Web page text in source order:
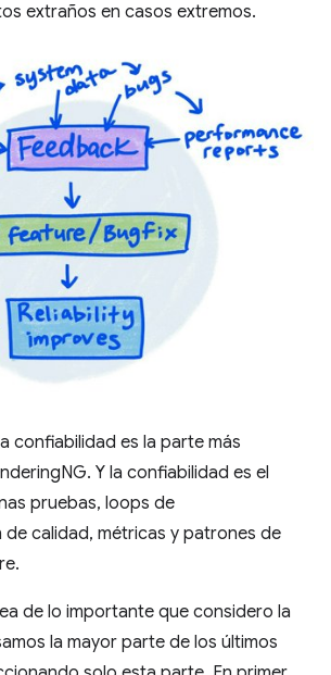
extraños en casos extremos.
confiabilidad es la parte más
Y la confiabilidad es el
pruebas, loops de
calidad, métricas y patrones de
de lo importante que considero la
la mayor parte de los últimos